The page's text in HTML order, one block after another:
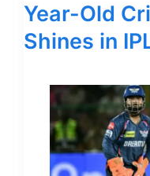
Year-Old
Shines in